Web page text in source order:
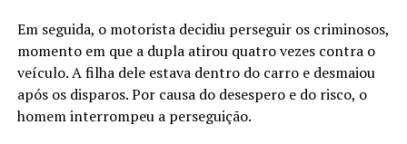
Em seguida, o motorista decidiu perseguir os criminosos,
momento em que a dupla atirou quatro vezes contra o
veículo. A filha dele estava dentro do carro e desmaiou
após os disparos. Por causa do desespero e do risco, o
homem interrompeu a perseguição.